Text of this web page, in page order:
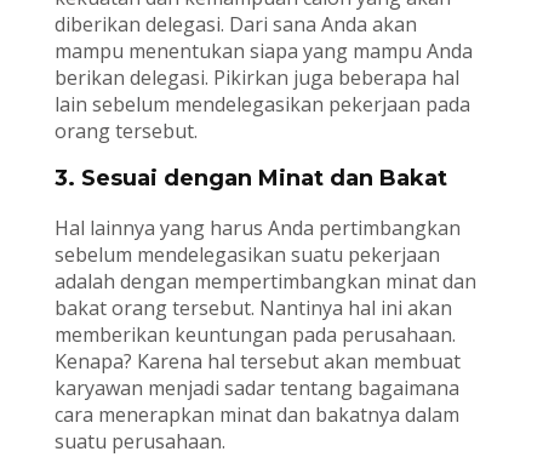
diberikan delegasi. Dari sana Anda akan
mampu menentukan siapa yang mampu Anda
berikan delegasi. Pikirkan juga beberapa hal
lain sebelum mendelegasikan pekerjaan pada
orang tersebut.
3. Sesuai dengan Minat dan Bakat
Hal lainnya yang harus Anda pertimbangkan
sebelum mendelegasikan suatu pekerjaan
adalah dengan mempertimbangkan minat dan
bakat orang tersebut. Nantinya hal ini akan
memberikan keuntungan pada perusahaan.
Kenapa? Karena hal tersebut akan membuat
karyawan menjadi sadar tentang bagaimana
cara menerapkan minat dan bakatnya dalam
suatu perusahaan.